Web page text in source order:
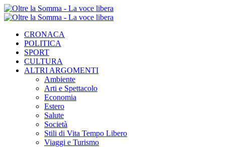
CRONACA
POLITICA
SPORT
CULTURA
ALTRI ARGOMENTI
Ambiente
Arti e Spettacolo
Economia
Estero
Salute
Società
Stili di Vita Tempo Libero
Viaggi e Turismo